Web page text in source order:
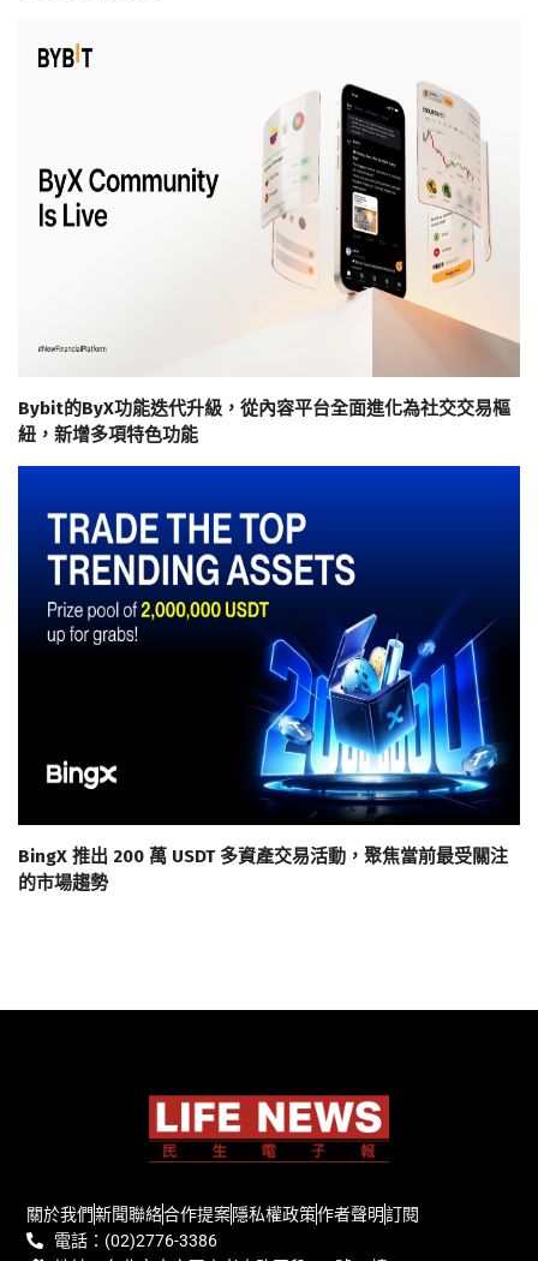
Bybit的ByX功能迭代升級，從內容平台全面進化為社交交易樞
紐，新增多項特色功能
BingX 推出 200 萬 USDT 多資產交易活動，聚焦當前最受關注
的市場趨勢
關於我們新聞聯絡合作提案隱私權政策作者聲明訂閱
電話：(02)2776-3386